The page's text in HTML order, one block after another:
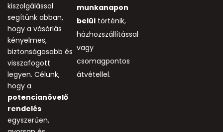
kiszolgálással
segítünk abban,
hogy a vásárlás
kényelmes,
biztonságosabb és
visszafogott
legyen. Célunk,
hogy a
potencianövelő
rendelés
egyszerűen,
munkanapon
belül történik,
házhozszállítással
vagy
csomagpontos
átvétellel.